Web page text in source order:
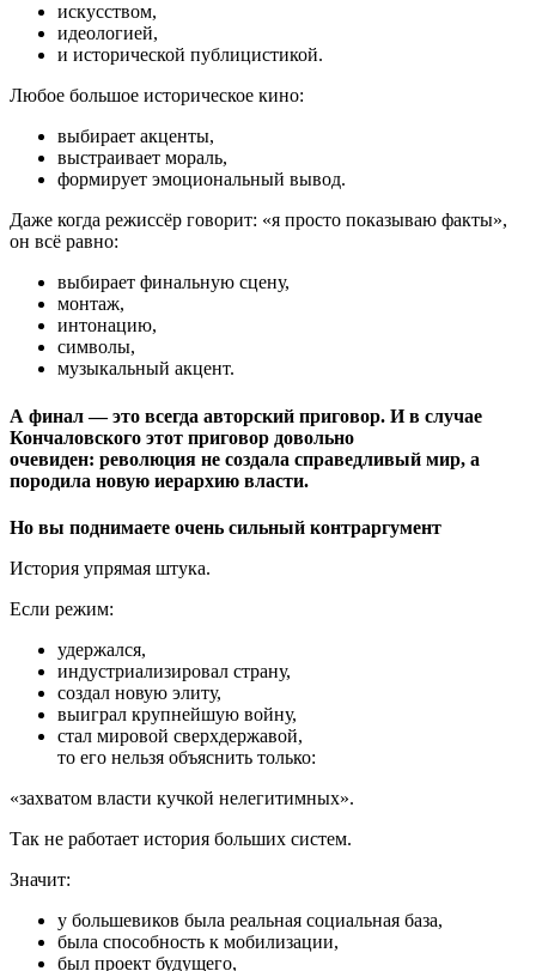
искусством,
идеологией,
и исторической публицистикой.
Любое большое историческое кино:
выбирает акценты,
выстраивает мораль,
формирует эмоциональный вывод.
Даже когда режиссёр говорит: «я просто показываю факты»,
он всё равно:
выбирает финальную сцену,
монтаж,
интонацию,
символы,
музыкальный акцент.
А финал — это всегда авторский приговор. И в случае
Кончаловского этот приговор довольно
очевиден: революция не создала справедливый мир, а
породила новую иерархию власти.
Но вы поднимаете очень сильный контраргумент
История упрямая штука.
Если режим:
удержался,
индустриализировал страну,
создал новую элиту,
выиграл крупнейшую войну,
стал мировой сверхдержавой,
то его нельзя объяснить только:
«захватом власти кучкой нелегитимных».
Так не работает история больших систем.
Значит:
у большевиков была реальная социальная база,
была способность к мобилизации,
был проект будущего,